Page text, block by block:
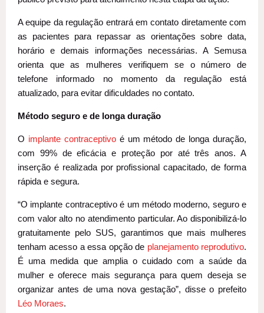
A equipe da regulação entrará em contato diretamente com
as pacientes para repassar as orientações sobre data,
horário e demais informações necessárias. A Semusa
orienta que as mulheres verifiquem se o número de
telefone informado no momento da regulação está
atualizado, para evitar dificuldades no contato.
Método seguro e de longa duração
O implante contraceptivoé um método de longa duração,
com 99% de eficácia e proteção por até três anos. A
inserção é realizada por profissional capacitado, de forma
rápida e segura.
“O implante contraceptivo é um método moderno, seguro e
com valor alto no atendimento particular. Ao disponibilizá-lo
gratuitamente pelo SUS, garantimos que mais mulheres
tenham acesso a essa opção de planejamento reprodutivo.
É uma medida que amplia o cuidado com a saúde da
mulher e oferece mais segurança para quem deseja se
organizar antes de uma nova gestação”, disse o prefeito
Léo Moraes.